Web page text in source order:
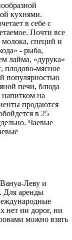
кухнями.
в себе с
Почти все
молока, специй и
- рыба,
лайма, «дурука»
плодово-мясное
популярностью
печи, блюда
на
продаются
в 25
Чаевые
Леву и
Для аренды
нет ни дорог, ни
можно взять